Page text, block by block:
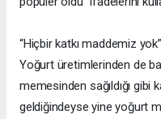
“Hiçbir katkı maddemiz yok”
Yoğurt üretimlerinden de
memesinden sağıldığı gibi
geldiğindeyse yine yoğurt